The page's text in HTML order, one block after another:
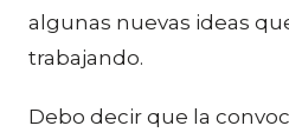
algunas nuevas ideas
trabajando.
Debo decir que la